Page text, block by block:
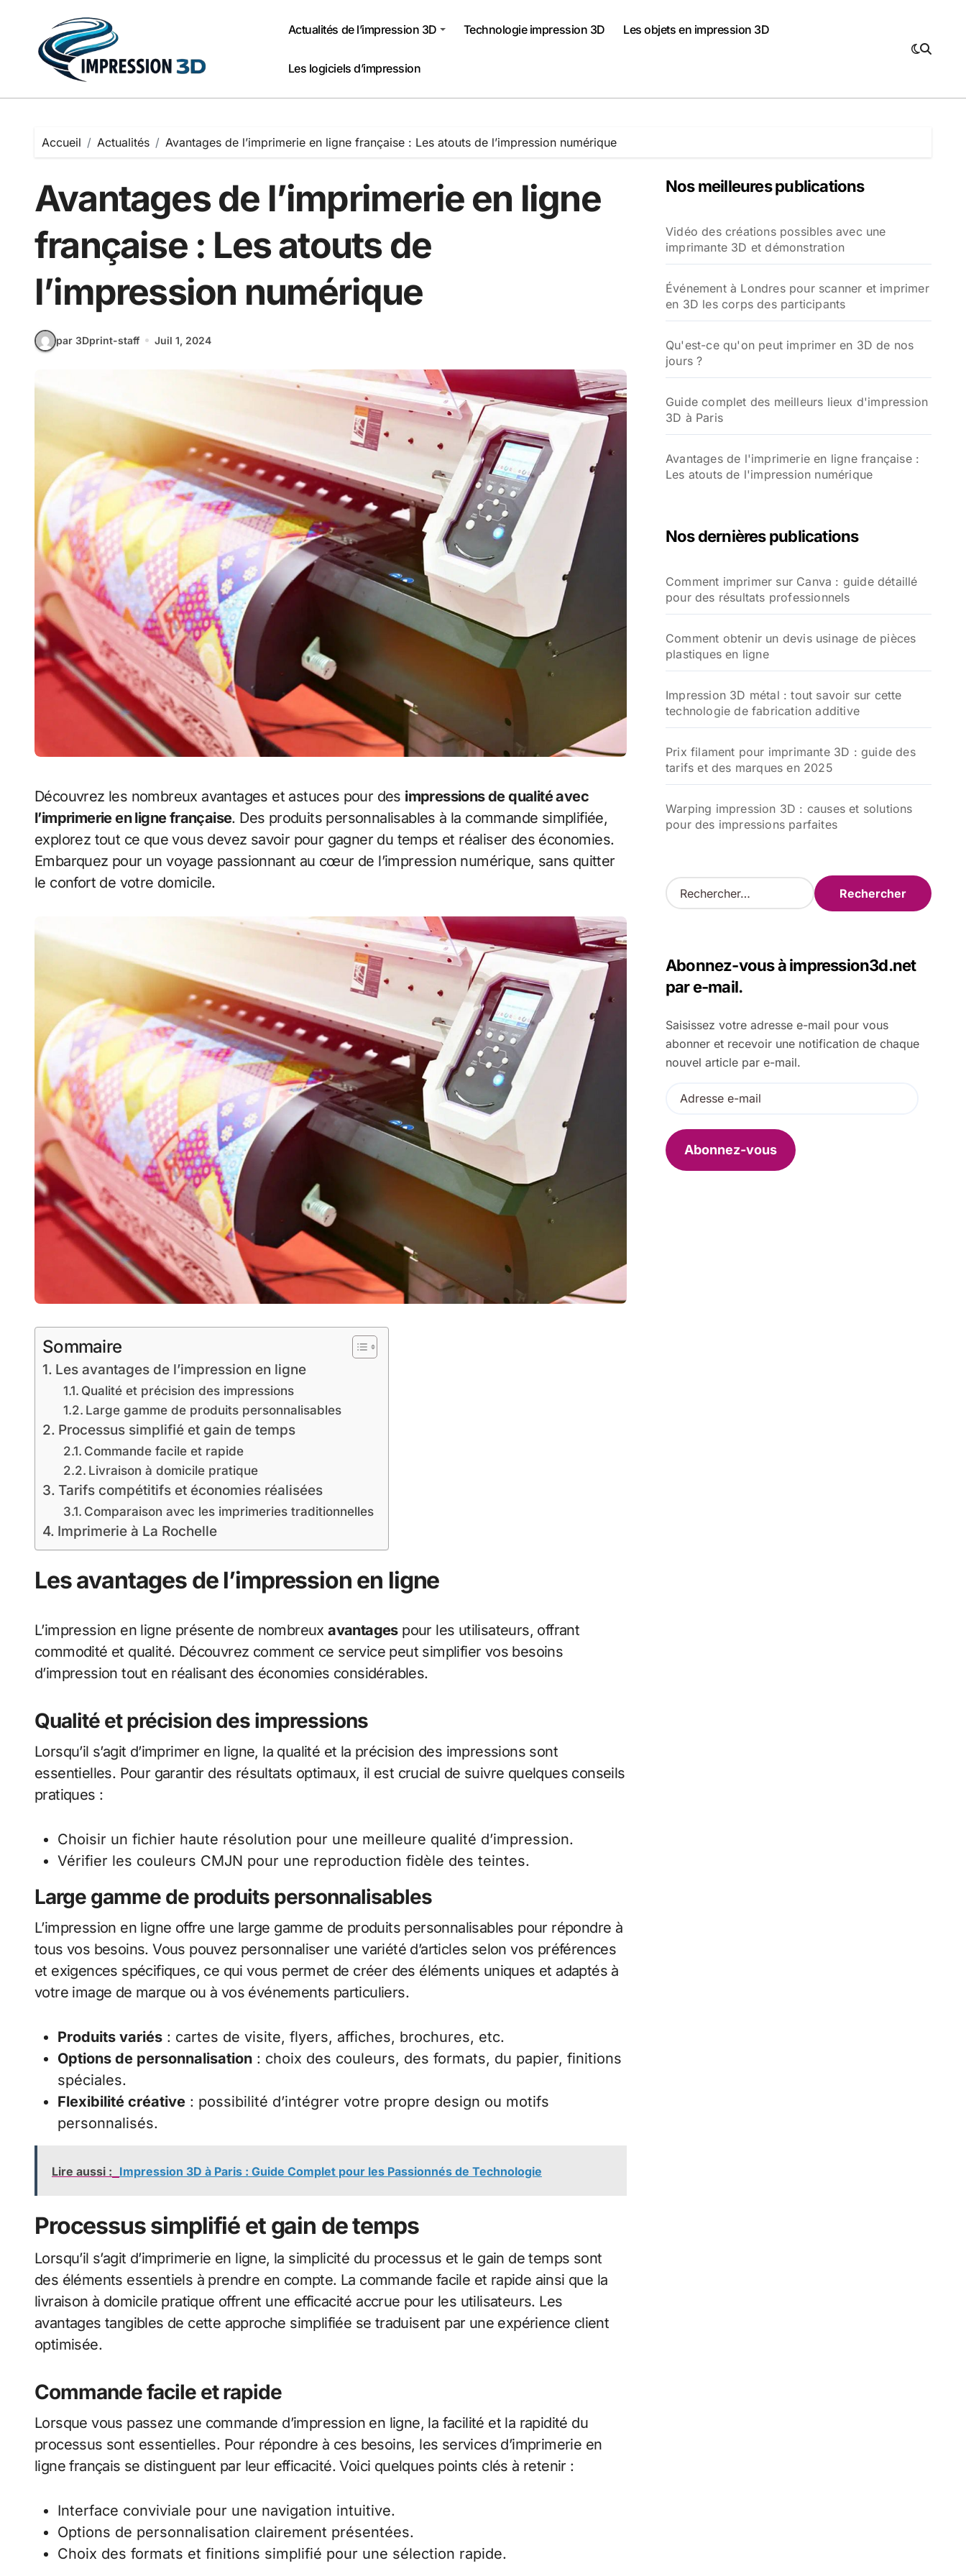
Actualités de l’impression 3D Technologie impression 3D Les objets en impression 3D
Les logiciels d’impression
Accueil Actualités Avantages de l’imprimerie en ligne française : Les atouts de l’impression numérique
Avantages de l’imprimerie en ligne
française : Les atouts de
l’impression numérique
par 3Dprint-staff Juil 1, 2024
Découvrez les nombreux avantages et astuces pour des impressions de qualité avec
l’imprimerie en ligne française. Des produits personnalisables à la commande simplifiée,
explorez tout ce que vous devez savoir pour gagner du temps et réaliser des économies.
Embarquez pour un voyage passionnant au cœur de l’impression numérique, sans quitter
le confort de votre domicile.
Sommaire
Les avantages de l’impression en ligne
Qualité et précision des impressions
Large gamme de produits personnalisables
Processus simplifié et gain de temps
Commande facile et rapide
Livraison à domicile pratique
Tarifs compétitifs et économies réalisées
Comparaison avec les imprimeries traditionnelles
Imprimerie à La Rochelle
Les avantages de l’impression en ligne
L’impression en ligne présente de nombreuxavantagespour les utilisateurs, offrant
commodité et qualité. Découvrez comment ce service peut simplifier vos besoins
d’impression tout en réalisant des économies considérables.
Qualité et précision des impressions
Lorsqu’il s’agit d’imprimer en ligne, la qualité et la précision des impressions sont
essentielles. Pour garantir des résultats optimaux, il est crucial de suivre quelques conseils
pratiques :
Choisir un fichier haute résolution pour une meilleure qualité d’impression.
Vérifier les couleurs CMJN pour une reproduction fidèle des teintes.
Large gamme de produits personnalisables
L’impression en ligne offre une large gamme de produits personnalisables pour répondre à
tous vos besoins. Vous pouvez personnaliser une variété d’articles selon vos préférences
et exigences spécifiques, ce qui vous permet de créer des éléments uniques et adaptés à
votre image de marque ou à vos événements particuliers.
Produits variés : cartes de visite, flyers, affiches, brochures, etc.
Options de personnalisation : choix des couleurs, des formats, du papier, finitions
spéciales.
Flexibilité créative : possibilité d’intégrer votre propre design ou motifs
personnalisés.
Lire aussi : Impression 3D à Paris : Guide Complet pour les Passionnés de Technologie
Processus simplifié et gain de temps
Lorsqu’il s’agit d’imprimerie en ligne, la simplicité du processus et le gain de temps sont
des éléments essentiels à prendre en compte. La commande facile et rapide ainsi que la
livraison à domicile pratique offrent une efficacité accrue pour les utilisateurs. Les
avantages tangibles de cette approche simplifiée se traduisent par une expérience client
optimisée.
Commande facile et rapide
Lorsque vous passez une commande d’impression en ligne, la facilité et la rapidité du
processus sont essentielles. Pour répondre à ces besoins, les services d’imprimerie en
ligne français se distinguent par leur efficacité. Voici quelques points clés à retenir :
Interface conviviale pour une navigation intuitive.
Options de personnalisation clairement présentées.
Choix des formats et finitions simplifié pour une sélection rapide.
Nos meilleures publications
Vidéo des créations possibles avec une
imprimante 3D et démonstration
Événement à Londres pour scanner et imprimer
en 3D les corps des participants
Qu'est-ce qu'on peut imprimer en 3D de nos
jours ?
Guide complet des meilleurs lieux d'impression
3D à Paris
Avantages de l'imprimerie en ligne française :
Les atouts de l'impression numérique
Nos dernières publications
Comment imprimer sur Canva : guide détaillé
pour des résultats professionnels
Comment obtenir un devis usinage de pièces
plastiques en ligne
Impression 3D métal : tout savoir sur cette
technologie de fabrication additive
Prix filament pour imprimante 3D : guide des
tarifs et des marques en 2025
Warping impression 3D : causes et solutions
pour des impressions parfaites
R
e
r
h
r
:
Abonnez-vous à impression3d.net
par e-mail.
Saisissez votre adresse e-mail pour vous
abonner et recevoir une notification de chaque
nouvel article par e-mail.
e
s
Abonnez-vous